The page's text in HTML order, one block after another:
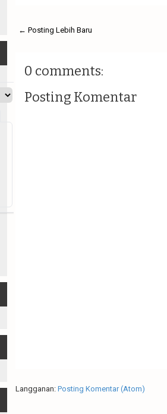
← Posting Lebih Baru
0 comments:
Posting Komentar
Langganan: Posting Komentar (Atom)